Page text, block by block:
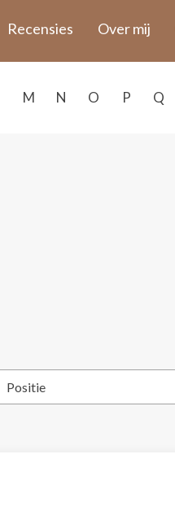
Recensies Over mij
M N O P Q
Positie